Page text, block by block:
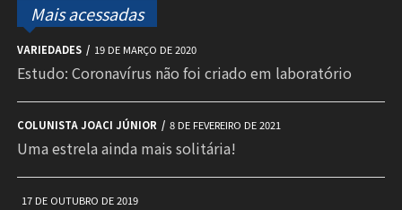
Mais acessadas
VARIEDADES 19 DE MARÇO DE 2020
Estudo: Coronavírus não foi criado em laboratório
COLUNISTA JOACI JÚNIOR 8 DE FEVEREIRO DE 2021
Uma estrela ainda mais solitária!
17 DE OUTUBRO DE 2019